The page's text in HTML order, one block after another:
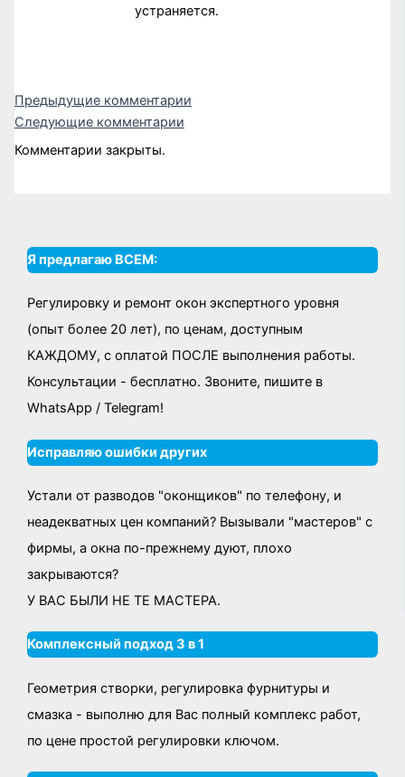
устраняется.
Следующие
комментарии
Предыдущие комментарии
Следующие комментарии
Комментарии закрыты.
Я предлагаю ВСЕМ:
Регулировку и ремонт окон экспертного уровня
(опыт более 20 лет), по ценам, доступным
КАЖДОМУ, с оплатой ПОСЛЕ выполнения работы.
Консультации - бесплатно. Звоните, пишите в
WhatsApp / Telegram!
Исправляю ошибки других
Устали от разводов "оконщиков" по телефону, и
неадекватных цен компаний? Вызывали "мастеров" с
фирмы, а окна по-прежнему дуют, плохо
закрываются?
У ВАС БЫЛИ НЕ ТЕ МАСТЕРА.
Комплексный подход 3 в 1
Геометрия створки, регулировка фурнитуры и
смазка - выполню для Вас полный комплекс работ,
по цене простой регулировки ключом.